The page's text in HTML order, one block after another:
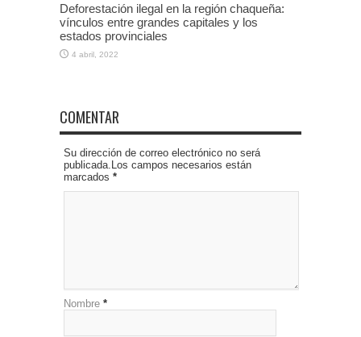
Deforestación ilegal en la región chaqueña:
vínculos entre grandes capitales y los
estados provinciales
4 abril, 2022
COMENTAR
Su dirección de correo electrónico no será
publicada.Los campos necesarios están
marcados *
Nombre *